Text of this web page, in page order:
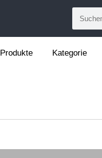
Produkte Kategorie